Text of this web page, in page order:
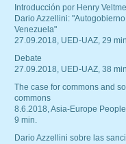
Introducción por Henry
Dario Azzellini:
Venezuela"
27.09.2018, UED-UAZ, 29
Debate
27.09.2018, UED-UAZ, 38
The case for commons and
commons
8.6.2018, Asia-Europe
9 min.
Dario Azzellini sobre las